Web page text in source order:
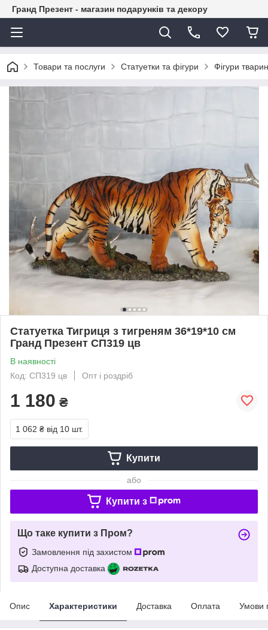
Гранд Презент - магазин подарунків та декору
Товари та послуги Статуетки та фігури Фігури
Статуетка Тигриця з тигреням 36*19*10 см
Гранд Презент СП319 цв
В наявності
Код: СП319 цв
Опт і роздріб
1 180 ₴
1 062 ₴ від 10 шт.
Купити
або
Купити з
Що таке купити з Пром?
Замовлення під захистом
Доступна доставка
Опис Характеристики Доставка Оплата Умови